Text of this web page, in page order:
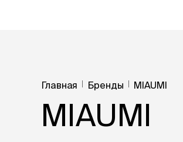
грызуны
рыбы
птицы
Главная Бренды MIAUMI
MIAUMI